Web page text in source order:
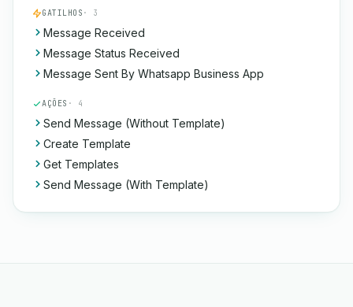
GATILHOS · 3
Message Received
Message Status Received
Message Sent By Whatsapp Business App
AÇÕES · 4
Send Message (Without Template)
Create Template
Get Templates
Send Message (With Template)